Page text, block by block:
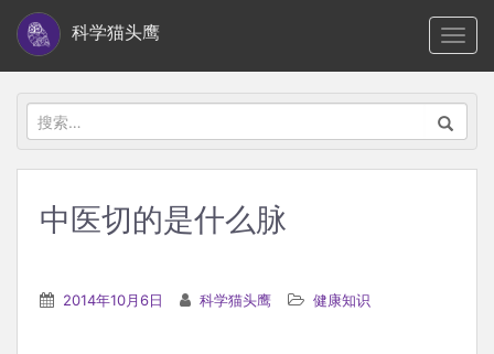
i
科学猫头鹰
搜
索：
中医切的是什么脉
2014年10月6日 科学猫头鹰 健康知识